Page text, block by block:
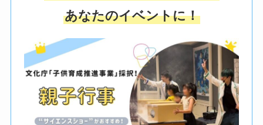
あなたのイベントに！